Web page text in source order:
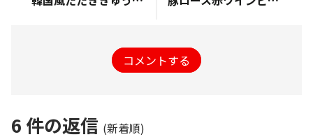
コメントする
6 件の返信 (新着順)